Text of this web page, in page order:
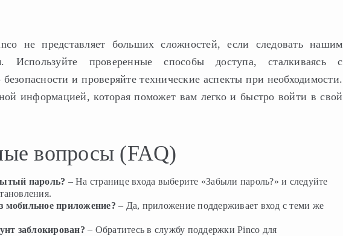
не представляет больших сложностей, если следовать нашим
Используйте проверенные способы доступа, сталкиваясь с
и проверяйте технические аспекты при необходимости.
информацией, которая поможет вам легко и быстро войти в свой
вопросы (FAQ)
пароль? – На странице входа выберите «Забыли пароль?» и следуйте
мобильное приложение? – Да, приложение поддерживает вход с теми же
заблокирован? – Обратитесь в службу поддержки Pinco для